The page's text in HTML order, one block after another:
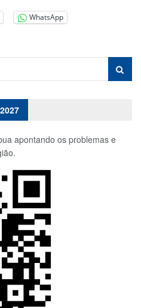
WhatsApp
apontando os problemas e